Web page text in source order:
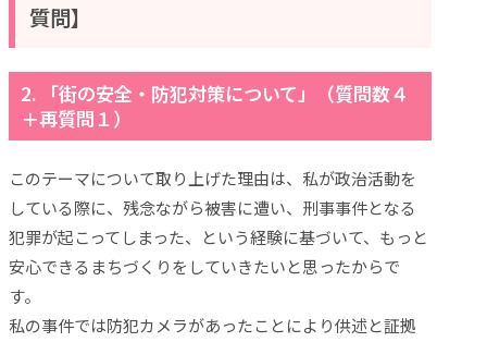
質問】
2. 「街の安全・防犯対策について」（質問数４
＋再質問１）
このテーマについて取り上げた理由は、私が政治活動を
している際に、残念ながら被害に遭い、刑事事件となる
犯罪が起こってしまった、という経験に基づいて、もっと
安心できるまちづくりをしていきたいと思ったからで
す。
私の事件では防犯カメラがあったことにより供述と証拠